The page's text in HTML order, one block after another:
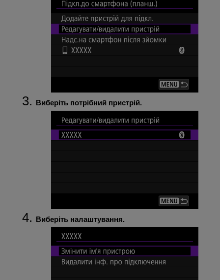
Виберіть потрібний пристрій.
Виберіть налаштування.